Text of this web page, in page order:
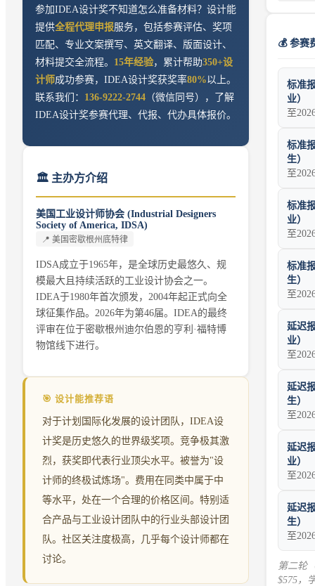
参加IDEA设计奖不知道怎么准备材料？设计能
提供全程代理申报服务，包括参赛评估、奖项
匹配、专业文案撰写、英文翻译、版面设计、
材料提交全流程。 15年经验，累计帮助350+设
计师成功参赛， IDEA设计奖获奖率80%以上。
联系我们： 136-9222-2744 （微信同号），了解
IDEA设计奖参赛代理、代报、代办具体报价。
🏛️ 主办方介绍
美国工业设计师协会 (Industrial Designers
Society of America, IDSA)
📍 美国密歇根州底特律
IDSA成立于1965年，是全球历史最悠久、规
模最大且持续活跃的工业设计协会之一。
IDEA于1980年首次颁发，2004年起正式向全
球征集作品。2026年为第46届。IDEA的最终
评审在位于密歇根州迪尔伯恩的亨利·福特博
物馆线下进行。
🎯 设计能推荐语
对于计划国际化发展的设计团队，IDEA设
计奖是历史悠久的世界级奖项。竞争极其激
烈，获奖即代表行业顶尖水平。被誉为"设
计师的终极试炼场"。费用在同类中属于中
等水平，处在一个合理的价格区间。特别适
合产品与工业设计团队中的行业头部设计团
队。社区关注度极高，几乎每个设计师都在
讨论。
💰 参赛
标准
业）
至
标准
生）
至
标准
业）
至
标准
生）
至
延迟
业）
至
延迟
生）
至
延迟
业）
至
延迟
生）
至
第二轮
$575，